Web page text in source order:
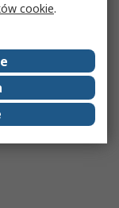
cookie.